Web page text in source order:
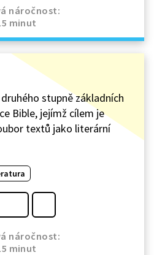
náročnost:
minut
stupně základních
Bible, jejímž cílem je
textů jako literární
náročnost:
minut